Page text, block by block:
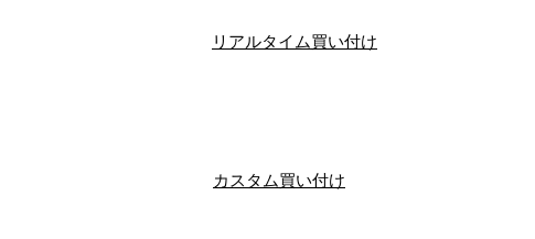
リアルタイム買い付け
​カスタム買い付け